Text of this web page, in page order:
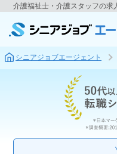
介護福祉士・介護スタッフの求
シニアジョブエージェント